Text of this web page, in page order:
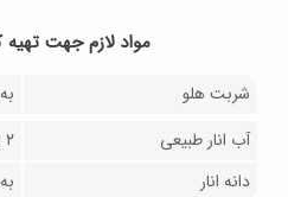
مواد لازم جهت تهيه
شربت هلو
آب انار طبیعی
۲ لیوان فرانسوی دسته‌دار
دانه انار